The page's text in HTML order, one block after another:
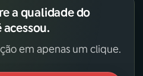
a qualidade do
em apenas um clique.